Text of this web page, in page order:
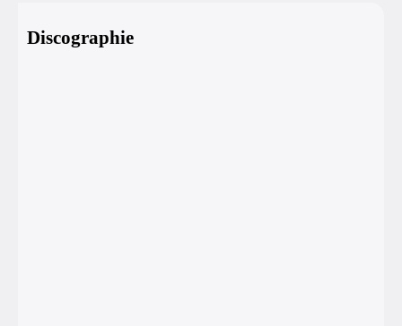
Discographie